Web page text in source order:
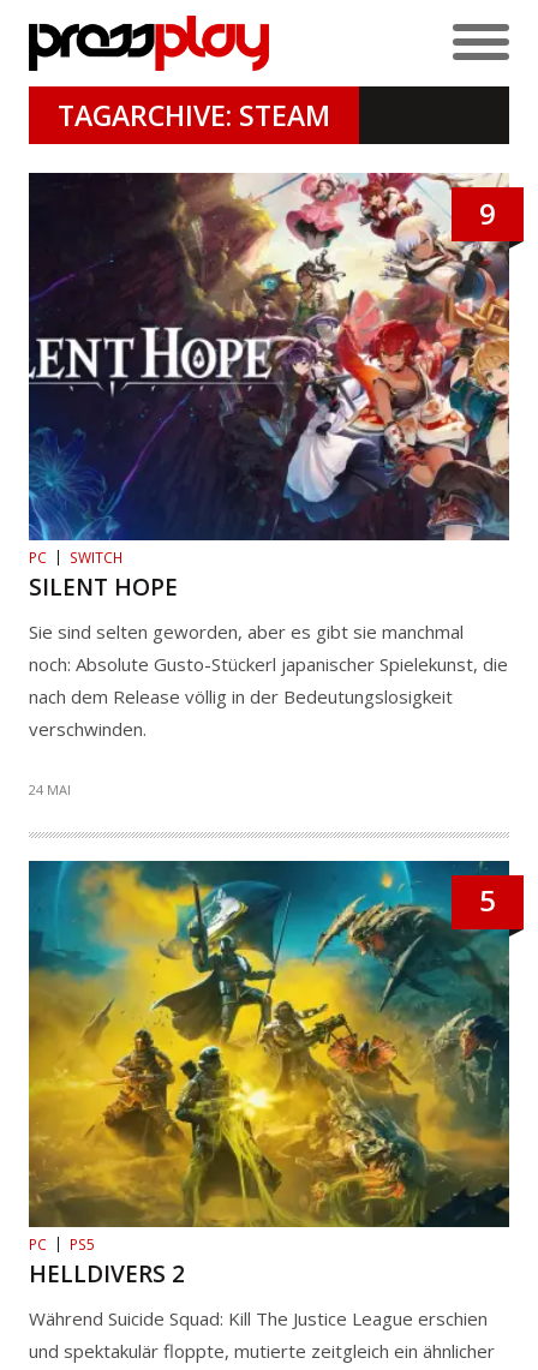
TAGARCHIVE: STEAM
9
PC SWITCH
SILENT HOPE
Sie sind selten geworden, aber es gibt sie manchmal
noch: Absolute Gusto-Stückerl japanischer Spielekunst, die
nach dem Release völlig in der Bedeutungslosigkeit
verschwinden.
24 MAI
5
PC PS5
HELLDIVERS 2
Während Suicide Squad: Kill The Justice League erschien
und spektakulär floppte, mutierte zeitgleich ein ähnlicher